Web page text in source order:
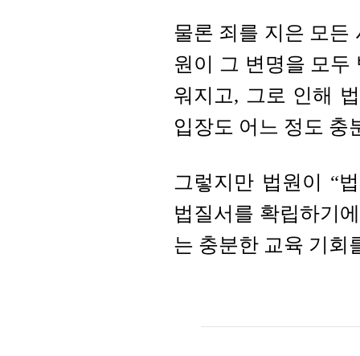
물론 죄를 지은 모든
원이 그 변명을 모두
워지고, 그로 인해
입장도 어느 정도 충
그렇지만 법원이 “
법질서를 확립하기
는 충분한 교육 기회